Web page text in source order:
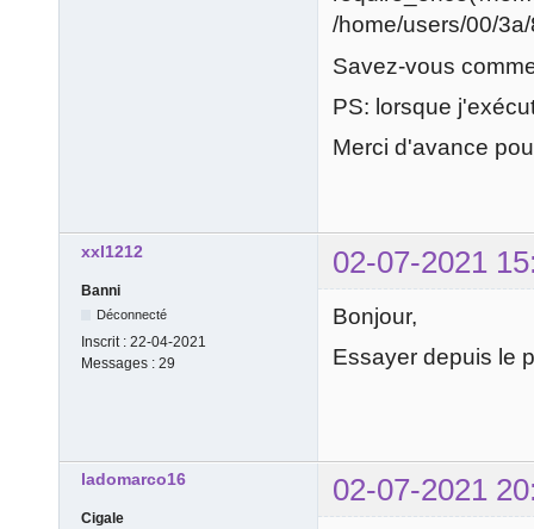
/home/users/00/
Savez-vous
PS: lorsque
Merci d'avance
xxl1212 02-07-2021
Banni
Déconnecté
Inscrit : 22-04-2021
Messages : 29
Bonjour,
Essayer depuis le
ladomarco16 02-07-2021
Cigale